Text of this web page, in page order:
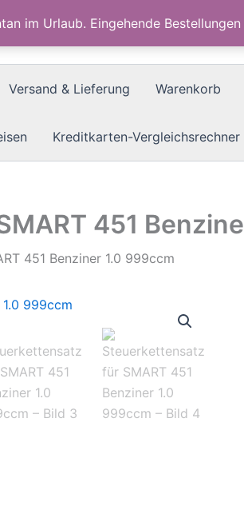
im Urlaub. Eingehende
Versand & Lieferung Warenkorb
Kreditkarten-Vergleichsrechner
451
451 Benziner 1.0 999ccm